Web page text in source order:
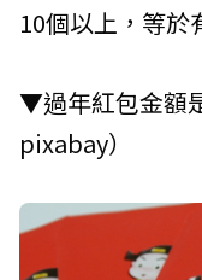
10個以上，等於
▼過年紅包金額
pixabay）